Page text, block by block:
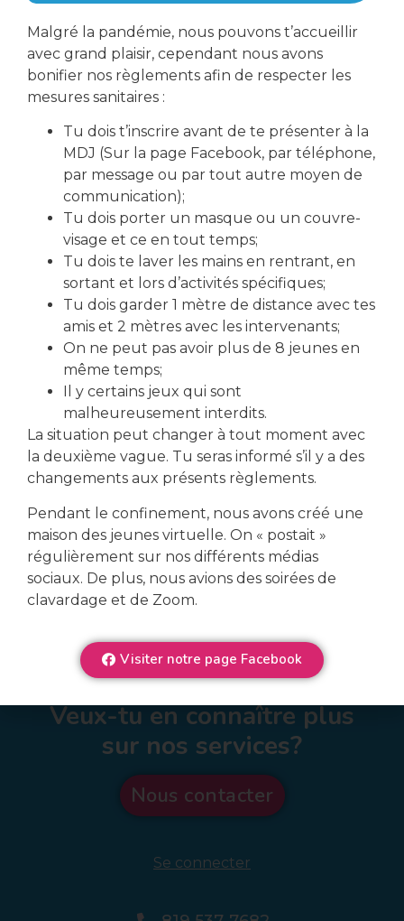
9 mai, 2023
18:00
Local Action Jeunes
télécharger le formulaire d'inscription
Partager cet événement
Veux-tu en connaître plus
sur nos services?
Nous contacter
Se connecter
Malgré la pandémie, nous pouvons t’accueillir
avec grand plaisir, cependant nous avons
bonifier nos règlements afin de respecter les
mesures sanitaires :
Tu dois t’inscrire avant de te présenter à la
MDJ (Sur la page Facebook, par téléphone,
par message ou par tout autre moyen de
communication);
Tu dois porter un masque ou un couvre-
visage et ce en tout temps;
Tu dois te laver les mains en rentrant, en
sortant et lors d’activités spécifiques;
Tu dois garder 1 mètre de distance avec tes
amis et 2 mètres avec les intervenants;
On ne peut pas avoir plus de 8 jeunes en
même temps;
Il y certains jeux qui sont
malheureusement interdits.
La situation peut changer à tout moment avec
la deuxième vague. Tu seras informé s’il y a des
changements aux présents règlements.
Pendant le confinement, nous avons créé une
maison des jeunes virtuelle. On « postait »
régulièrement sur nos différents médias
sociaux. De plus, nous avions des soirées de
clavardage et de Zoom.
Visiter notre page Facebook